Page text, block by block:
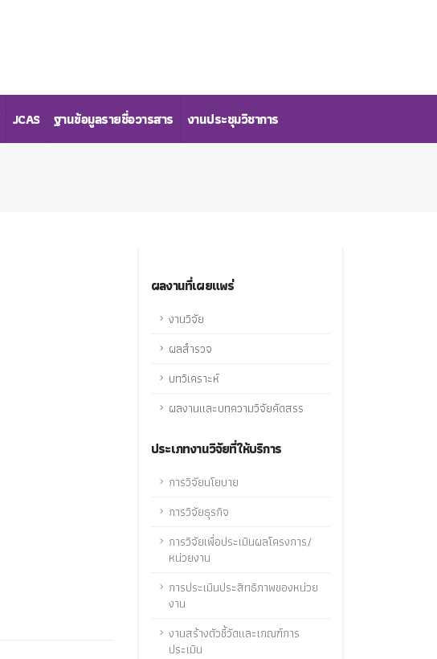
JCAS ฐานข้อมูลรายชื่อวารสาร งานประชุมวิชาการ
ผลงานที่เผยแพร่
งานวิจัย
ผลสำรวจ
บทวิเคราะห์
ผลงานและบทความวิจัยคัดสรร
ประเภทงานวิจัยที่ให้บริการ
การวิจัยนโยบาย
การวิจัยธุรกิจ
การวิจัยเพื่อประเมินผลโครงการ/
หน่วยงาน
การประเมินประสิทธิภาพของหน่วย
งาน
งานสร้างตัวชี้วัดและเกณฑ์การ
ประเมิน